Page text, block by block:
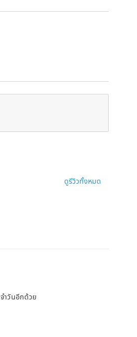
service, welcome to contact
ดูรีวิวทั้งหมด
ำวันอีกด้วย